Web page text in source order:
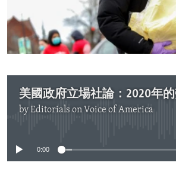
ECONOMY AND TRADE
ENVIRONMENT AND HEALTH
IDEALS AND INSTITUTIONS
美國政府立場社論：2020年
byEditorials on Voice of America
0:00